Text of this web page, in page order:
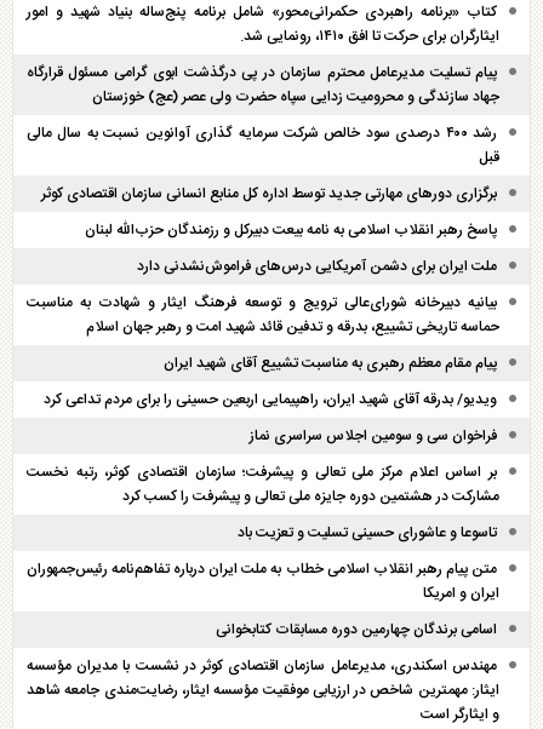
کتاب «برنامه راهبردی حکمرانی‌محور» شامل برنامه پنج‌ساله بنیاد شهید و امور
ایثارگران برای حرکت تا افق ۱۴۱۰، رونمایی شد.
پیام تسلیت مدیرعامل محترم سازمان در پی درگذشت ابوی گرامی مسئول قرارگاه
جهاد سازندگی و محرومیت زدایی سپاه حضرت ولی عصر (عج) خوزستان
رشد ۴۰۰ درصدی سود خالص شرکت سرمایه گذاری آوانوین نسبت به سال مالی
قبل
برگزاری دور‌های مهارتی جدید توسط اداره کل منابع انسانی سازمان اقتصادی کوثر
پاسخ رهبر انقلاب اسلامی به نامه بیعت دبیرکل و رزمندگان حزب‌الله لبنان
ملت ایران برای دشمن آمریکایی درس‌های فراموش‌نشدنی دارد
بیانیه دبیرخانه شورای‌عالی ترویج و توسعه فرهنگ ایثار و شهادت به مناسبت
حماسه تاریخی تشییع، بدرقه و تدفین قائد شهید امت و رهبر جهان اسلام
پیام مقام معظم رهبری به مناسبت تشییع آقای شهید ایران
ویدیو/ بدرقه آقای شهید ایران، راهپیمایی اربعین حسینی را برای مردم تداعی کرد
فراخوان سی و سومین اجلاس سراسری نماز
بر اساس اعلام مرکز ملی تعالی و پیشرفت؛ سازمان اقتصادی کوثر، رتبه نخست
مشارکت در هشتمین دوره جایزه ملی تعالی و پیشرفت را کسب کرد
تاسوعا و عاشورای حسینی تسلیت و تعزیت باد
متن پیام رهبر انقلاب اسلامی خطاب به ملت ایران درباره تفاهم‌نامه رئیس‌جمهوران
ایران و امریکا
اسامی برندگان چهارمین دوره مسابقات کتابخوانی
مهندس اسکندری، مدیرعامل سازمان اقتصادی کوثر در نشست با مدیران مؤسسه
ایثار: مهمترین شاخص در ارزیابی موفقیت مؤسسه ایثار، رضایت‌مندی جامعه شاهد
و ایثارگر است